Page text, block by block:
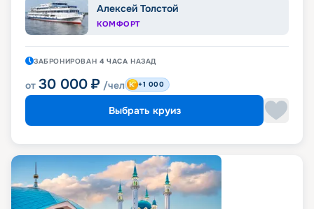
Алексей Толстой
КОМФОРТ
ЗАБРОНИРОВАН 4 ЧАСА НАЗАД
от 30 000 ₽ /чел +1 000
Выбрать круиз